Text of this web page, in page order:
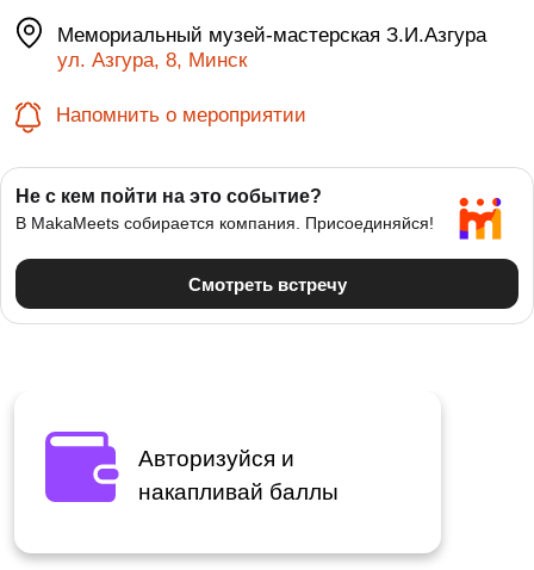
Мемориальный музей-мастерская З.И.Азгура
ул. Азгура, 8, Минск
Напомнить о мероприятии
Авторизуйся и
накапливай баллы